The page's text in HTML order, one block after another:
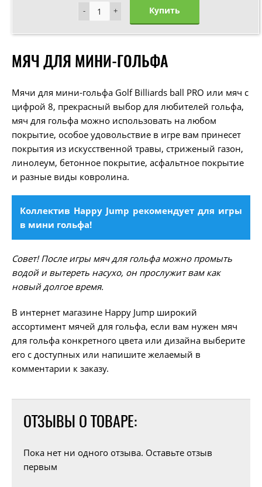
+
- +
- Купить
МЯЧ ДЛЯ МИНИ-ГОЛЬФА
Мячи для мини-гольфа Golf Billiards ball PRO или мяч с
цифрой 8, прекрасный выбор для любителей гольфа,
мяч для гольфа можно использовать на любом
покрытие, особое удовольствие в игре вам принесет
покрытия из искусственной травы, стриженый газон,
линолеум, бетонное покрытие, асфальтное покрытие
и разные виды ковролина.
Коллектив Happy Jump рекомендует для игры
в мини гольфа!
Совет! После игры мяч для гольфа можно промыть
водой и вытереть насухо, он прослужит вам как
новый долгое время.
В интернет магазине Happy Jump широкий
ассортимент мячей для гольфа, если вам нужен мяч
для гольфа конкретного цвета или дизайна выберите
его с доступных или напишите желаемый в
комментарии к заказу.
ОТЗЫВЫ О ТОВАРЕ:
Пока нет ни одного отзыва. Оставьте отзыв
первым